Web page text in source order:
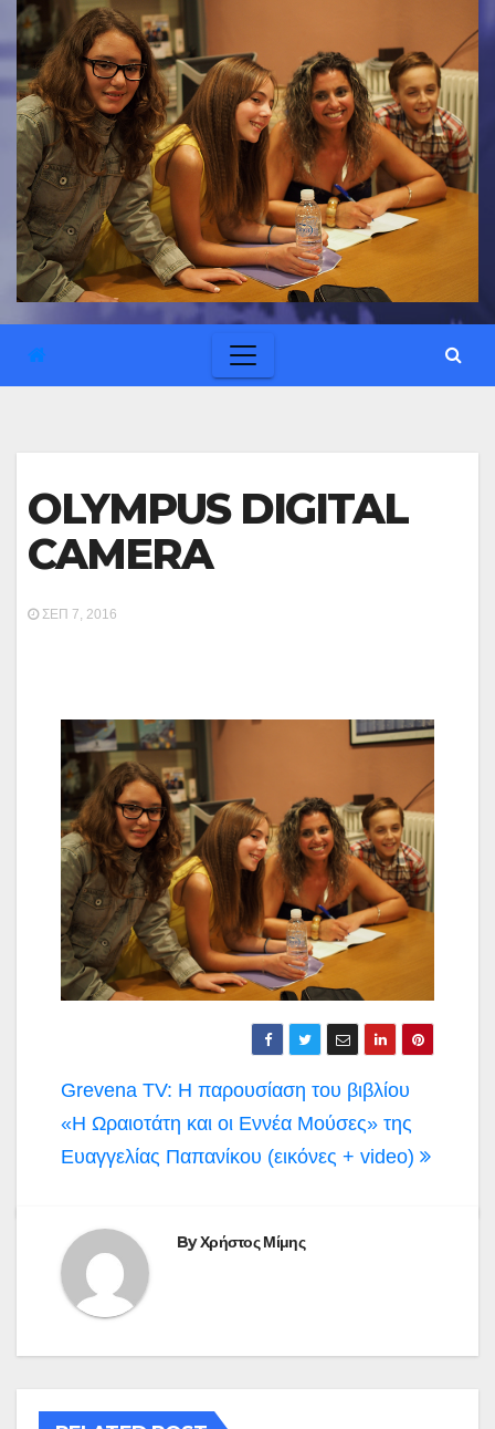
OLYMPUS DIGITAL
CAMERA
ΣΕΠ 7, 2016
Πλοήγηση
άρθρων
Grevena TV: Η παρουσίαση του βιβλίου
«Η Ωραιοτάτη και οι Εννέα Μούσες» της
Ευαγγελίας Παπανίκου (εικόνες + video)
ByΧρήστος Μίμης